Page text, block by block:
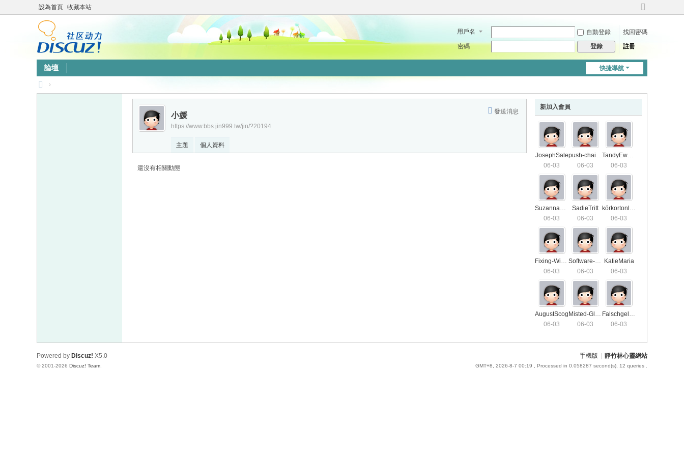
設為首頁 收藏本站
切
到
用戶名 自動登錄
找回密碼
密碼
登錄 註冊
快捷導航
論壇
›
新加入會員
JosephSale
06-03
push-chair7571
06-03
TandyEwald
06-03
SuzannaS01
06-03
SadieTritt
06-03
körkortonline4406
06-03
Fixing-Window-Locks2459
06-03
Software-For-SEO-Agency5648
06-03
KatieMaria
06-03
AugustScog
06-03
Misted-Glass-Repair5115
06-03
Falschgeld-Verkaufen-Darknet9186
06-03
發送消息
小媛
https://www.bbs.jin999.tw/jin/?20194
主題 個人資料
還沒有相關動態
手機版 靜竹林心靈網站
GMT+8, 2026-8-7 00:19 , Processed in 0.058287 second(s), 12 queries .
Powered by Discuz! X5.0
© 2001-2026 Discuz! Team